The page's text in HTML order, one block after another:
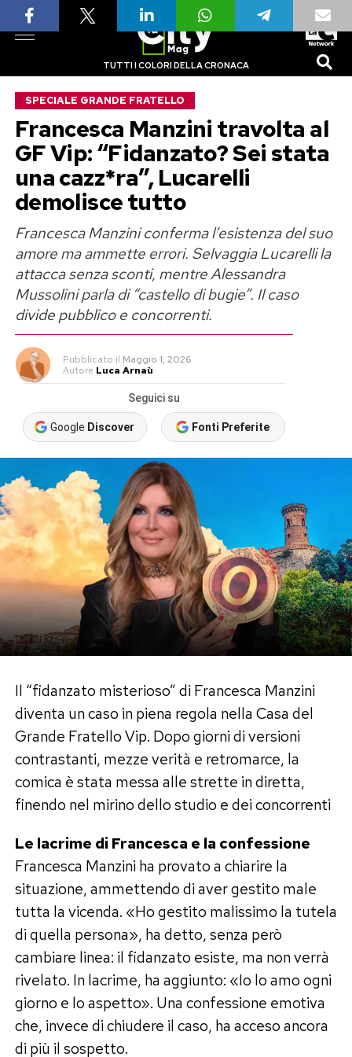
TUTTI I COLORI DELLA CRONACA
SPECIALE GRANDE FRATELLO
Francesca Manzini travolta al
GF Vip: “Fidanzato? Sei stata
una cazz*ra”, Lucarelli
demolisce tutto
Francesca Manzini conferma l’esistenza del suo
amore ma ammette errori. Selvaggia Lucarelli la
attacca senza sconti, mentre Alessandra
Mussolini parla di “castello di bugie”. Il caso
divide pubblico e concorrenti.
Pubblicato il Maggio 1, 2026
Autore Luca Arnaù
Seguici su
Google Discover Fonti Preferite
Il “fidanzato misterioso” di Francesca Manzini
diventa un caso in piena regola nella Casa del
Grande Fratello Vip. Dopo giorni di versioni
contrastanti, mezze verità e retromarce, la
comica è stata messa alle strette in diretta,
finendo nel mirino dello studio e dei concorrenti
Le lacrime di Francesca e la confessione
Francesca Manzini ha provato a chiarire la
situazione, ammettendo di aver gestito male
tutta la vicenda. «Ho gestito malissimo la tutela
di quella persona», ha detto, senza però
cambiare linea: il fidanzato esiste, ma non verrà
rivelato. In lacrime, ha aggiunto: «Io lo amo ogni
giorno e lo aspetto». Una confessione emotiva
che, invece di chiudere il caso, ha acceso ancora
di più il sospetto.